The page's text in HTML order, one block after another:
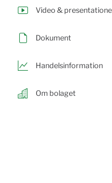
Video &
Dokument
Handelsinformation
Om bolaget